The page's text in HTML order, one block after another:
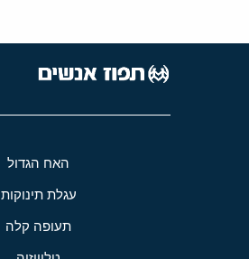
האח הגדול
עגלת תינוקות
תעופה קלה